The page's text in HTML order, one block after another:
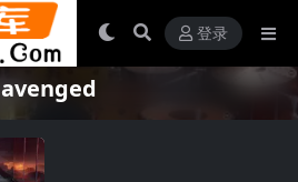
登录
avenged